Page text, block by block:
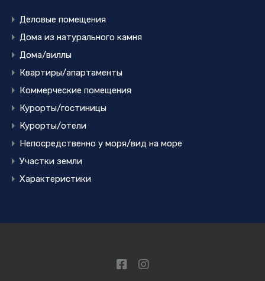
Деловые помещения
Дома из натурального камня
Дома/виллы
Квартиры/апартаменты
Коммерческие помещения
Курорты/гостиницы
Курорты/отели
Непосредственно у моря/вид на море
Участки земли
Характеристики